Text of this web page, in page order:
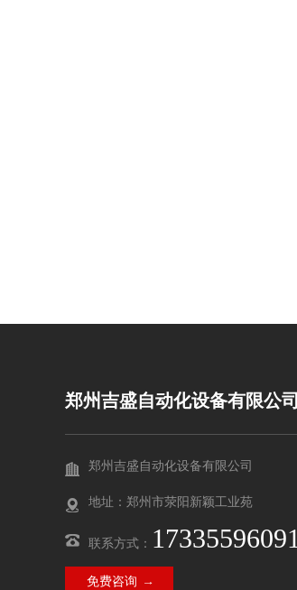
郑州吉盛自动化设备有限公司
郑州吉盛自动化设备有限公司
地址：郑州市荥阳新颖工业苑
联系方式： 17335596091
免费咨询 →